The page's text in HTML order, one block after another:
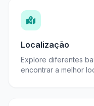
Localização
Explore diferentes
encontrar a melhor